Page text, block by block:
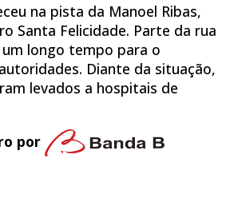
na pista da Manoel Ribas,
Santa Felicidade. Parte da rua
longo tempo para o
Diante da situação,
levados a hospitais de
por